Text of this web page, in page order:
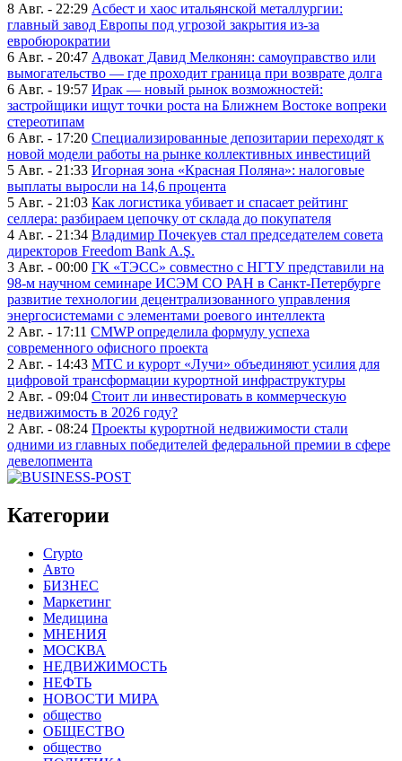
8 Авг. - 22:29 Асбест и хаос итальянской металлургии:
главный завод Европы под угрозой закрытия из-за
евробюрократии
6 Авг. - 20:47 Адвокат Давид Мелконян: самоуправство или
вымогательство — где проходит граница при возврате долга
6 Авг. - 19:57 Ирак — новый рынок возможностей:
застройщики ищут точки роста на Ближнем Востоке вопреки
стереотипам
6 Авг. - 17:20 Специализированные депозитарии переходят к
новой модели работы на рынке коллективных инвестиций
5 Авг. - 21:33 Игорная зона «Красная Поляна»: налоговые
выплаты выросли на 14,6 процента
5 Авг. - 21:03 Как логистика убивает и спасает рейтинг
селлера: разбираем цепочку от склада до покупателя
4 Авг. - 21:34 Владимир Почекуев стал председателем совета
директоров Freedom Bank A.Ş.
3 Авг. - 00:00 ГК «ТЭСС» совместно с НГТУ представили на
98-м научном семинаре ИСЭМ СО РАН в Санкт-Петербурге
развитие технологии децентрализованного управления
энергосистемами с элементами роевого интеллекта
2 Авг. - 17:11 CMWP определила формулу успеха
современного офисного проекта
2 Авг. - 14:43 МТС и курорт «Лучи» объединяют усилия для
цифровой трансформации курортной инфраструктуры
2 Авг. - 09:04 Стоит ли инвестировать в коммерческую
недвижимость в 2026 году?
2 Авг. - 08:24 Проекты курортной недвижимости стали
одними из главных победителей федеральной премии в сфере
девелопмента
Категории
Crypto
Авто
БИЗНЕС
Маркетинг
Медицина
МНЕНИЯ
МОСКВА
НЕДВИЖИМОСТЬ
НЕФТЬ
НОВОСТИ МИРА
общество
ОБЩЕСТВО
общество